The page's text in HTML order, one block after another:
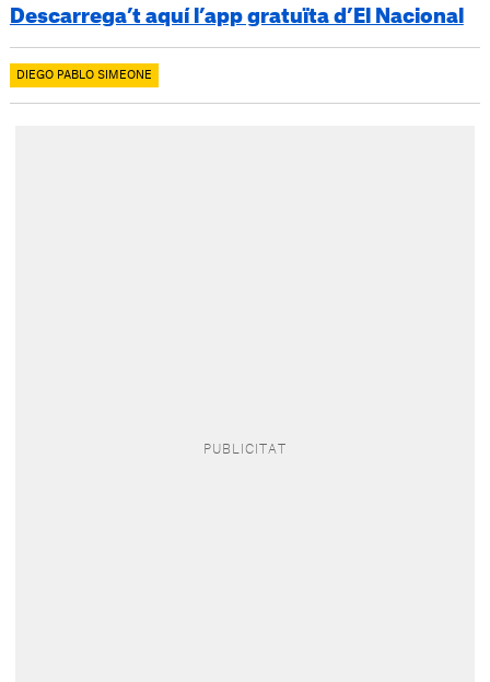
Descarrega’t aquí l’app gratuïta d’El Nacional
DIEGO PABLO SIMEONE